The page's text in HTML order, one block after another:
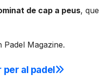
de cap a peus, que
Magazine.
al padel